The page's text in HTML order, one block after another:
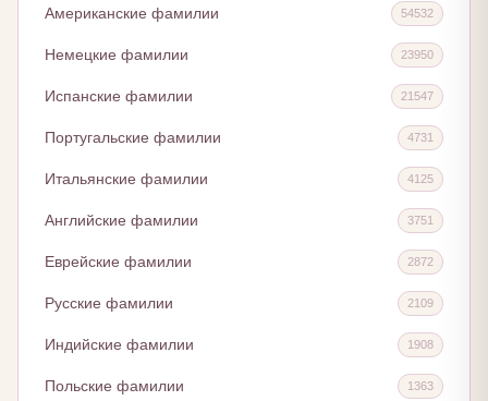
Американские фамилии 54532
Немецкие фамилии 23950
Испанские фамилии 21547
Португальские фамилии 4731
Итальянские фамилии 4125
Английские фамилии 3751
Еврейские фамилии 2872
Русские фамилии 2109
Индийские фамилии 1908
Польские фамилии 1363